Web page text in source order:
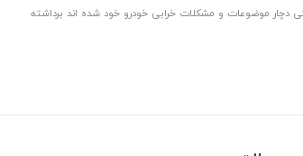
دچار موضوعات و مشکلات خرابی خودرو خود شده اند برداشته